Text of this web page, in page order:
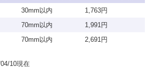
30mm以内
1,763円
70mm以内
1,991円
70mm以内 2,691円
10現在